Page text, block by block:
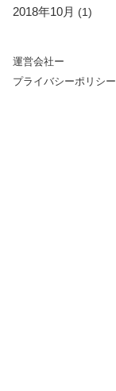
2018年10月 (1)
運営会社ー
プライバシーポリシー